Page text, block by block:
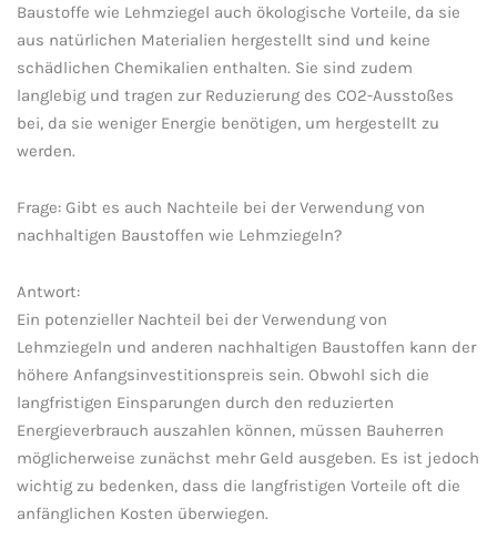
Baustoffe wie ‌Lehmziegel​ auch ökologische Vorteile, ⁢da sie
⁢aus natürlichen Materialien hergestellt sind und ⁣keine
schädlichen Chemikalien enthalten.‌ Sie sind‍ zudem
langlebig und tragen ⁤zur Reduzierung des CO2-Ausstoßes
bei, da ⁣sie⁤ weniger Energie benötigen, um hergestellt zu
werden.
Frage: Gibt ‌es auch‌ Nachteile bei der Verwendung‌ von
nachhaltigen⁤ Baustoffen wie Lehmziegeln?
Antwort:
Ein potenzieller Nachteil‍ bei‍ der ⁤Verwendung von
⁢Lehmziegeln und anderen nachhaltigen ‍Baustoffen kann der
höhere Anfangsinvestitionspreis sein. Obwohl sich die
⁣langfristigen Einsparungen durch den reduzierten⁢
Energieverbrauch auszahlen können, müssen Bauherren
möglicherweise zunächst mehr ‌Geld ausgeben. Es ist jedoch
⁢wichtig zu‌ bedenken, dass die ⁢langfristigen Vorteile oft die
anfänglichen Kosten ⁤überwiegen.⁣